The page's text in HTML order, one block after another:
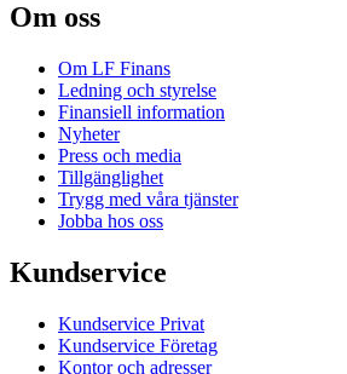
Om oss
Om LF Finans
Ledning och styrelse
Finansiell information
Nyheter
Press och media
Tillgänglighet
Trygg med våra tjänster
Jobba hos oss
Kundservice
Kundservice Privat
Kundservice Företag
Kontor och adresser